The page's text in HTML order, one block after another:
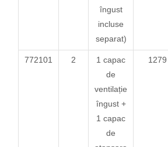
îngust
incluse
separat)
772101 2
1 capac
de
ventilație
îngust +
1 capac
de
1279